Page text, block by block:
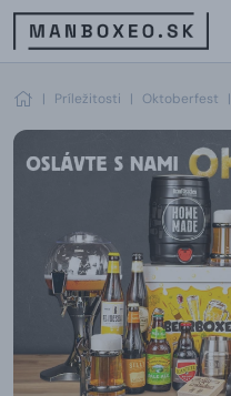
| Príležitosti | Oktoberfest |